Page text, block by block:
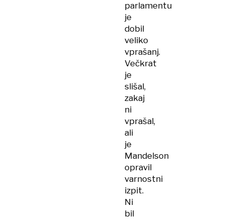
parlamentu
je
dobil
veliko
vprašanj.
Večkrat
je
slišal,
zakaj
ni
vprašal,
ali
je
Mandelson
opravil
varnostni
izpit.
Ni
bil